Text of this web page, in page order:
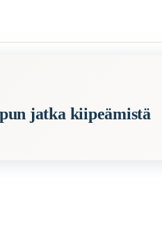
jatka kiipeämistä